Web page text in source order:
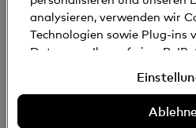
Standorte und
© Bank Cler AG
Rechtliche Bedingungen
Die Bank Cler ist eine
analysieren, verwenden wir
Technologien sowie Plug-ins
Daten von Ihnen (wie z.B. IP-
werden können. Sie können
Technologien, Plug-ins von